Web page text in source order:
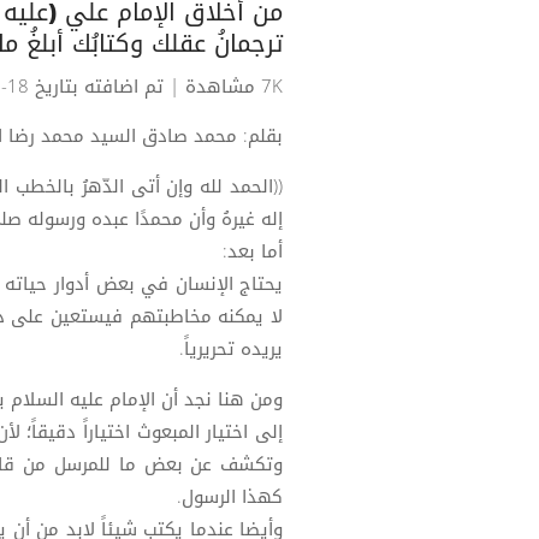
من أخلاق الإمام علي
ترجمانُ عقلك وكتابُك أبلغُ
7K مشاهدة
| تم اضافته بتاريخ 18-06-2022
بقلم: محمد صادق السيد محمد رضا
((الحمد لله وإن أتى الدّهرُ بالخطب
إله غيرهُ وأن محمدًا عبده ورسوله
أما بعد:
يحتاج الإنسان في بعض أدوار
لا يمكنه مخاطبتهم فيستعين على
يريده تحريرياً.
ومن هنا نجد أن الإمام عليه السلام
إلى اختيار المبعوث اختياراً
وتكشف عن بعض ما للمرسل من
كهذا الرسول.
وأيضا عندما يكتب شيئاً لابد من أن